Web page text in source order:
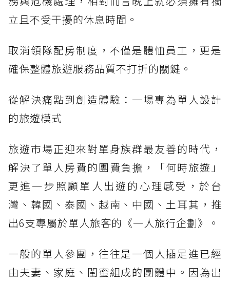
立且不受干擾的休息時間。
取消領隊配房制度，不僅是體恤員工，更是
確保整體旅遊服務品質不打折的關鍵。
從解決痛點到創造體驗：一場專為單人設計
的旅遊模式
旅遊市場正迎來對單身族群最友善的時代，
解決了單人房費的團費負擔，「何時旅遊」
更進一步照顧單人出遊的心理感受，於台
灣、韓國、泰國、越南、中國、土耳其，推
出6支專屬於單人旅客的《一人旅行企劃》。
一般的單人參團，往往是一個人插足進已經
由夫妻、家庭、閨蜜組成的團體中。因為出